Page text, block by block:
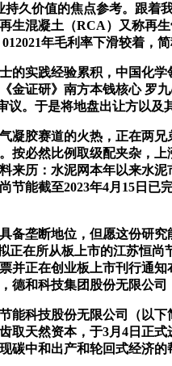
价值的焦点参考。跟着
生混凝土（RCA）又称再
年毛利率下滑较着，
实践经验累积，中国化学
金证研》南方本钱核心 罗
。于是将地盘出让方以及
胶赛道的火热，正在两兄
按必然比例取级配夹杂，
来历：水泥网本年以来水
节能截至2023年4月15日
垄断地位，但愿这份研究
正在所从板上市的江苏恒
并正在创业板上市刊行通
德和科技集团股份无限公司
科技股份无限公司（以下
取天然资本，于3月4日正
碳中和出产和轮回式经济